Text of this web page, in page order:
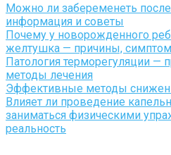
Можно ли забеременеть
информация и советы
Почему у новорожденного
желтушка — причины,
Патология терморегуляции —
методы лечения
Эффективные методы
Влияет ли проведение
заниматься физическими
реальность